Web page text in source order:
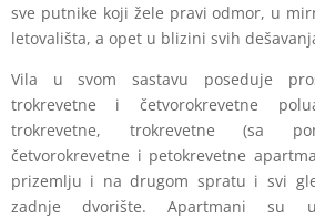
sve putnike koji žele pravi odmor, u
letovališta, a opet u blizini svih
Vila u svom sastavu poseduje
trokrevetne i četvorokrevetne
trokrevetne, trokrevetne (sa
četvorokrevetne i petokrevetne
prizemlju i na drugom spratu i svi
zadnje dvorište. Apartmani su